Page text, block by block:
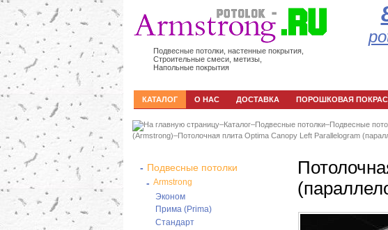
Подвесные потолки, настенные покрытия,
Строительные смеси, метизы,
Напольные покрытия
КАТАЛОГ О НАС ДОСТАВКА ПОРОШКОВАЯ
–Каталог–Подвесные потолки–Подвесные
(Armstrong)–Потолочная плита Optima Canopy Left Parallelogram
- Подвесные потолки
- Armstrong
Эконом
Прима (Prima)
Стандарт